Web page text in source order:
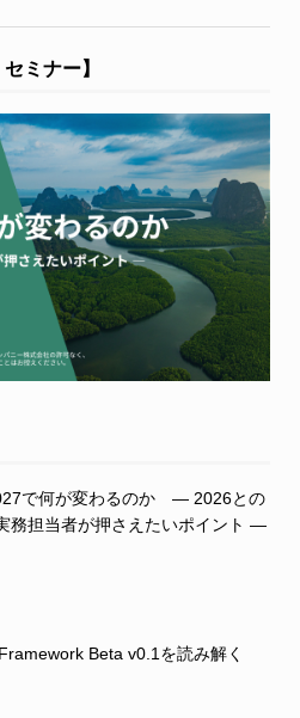
ミナー】
で何が変わるのか ― 2026との
務担当者が押さえたいポイント ―
Beta v0.1を読み解く